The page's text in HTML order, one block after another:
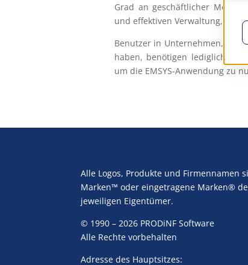
Grad an geschäftlicher
und effektiven Verwaltung,
Benutzer in Unternehmen, die
haben, benötigen lediglich
um die EMSYS-Anwendung zu
Alle Logos, Produkte und Firmennamen
Marken™ oder eingetragene Marken®
jeweiligen Eigentümer.
© 1990 – 2026 PRODiNF Software
Alle Rechte vorbehalten
Adresse des Hauptsitzes: